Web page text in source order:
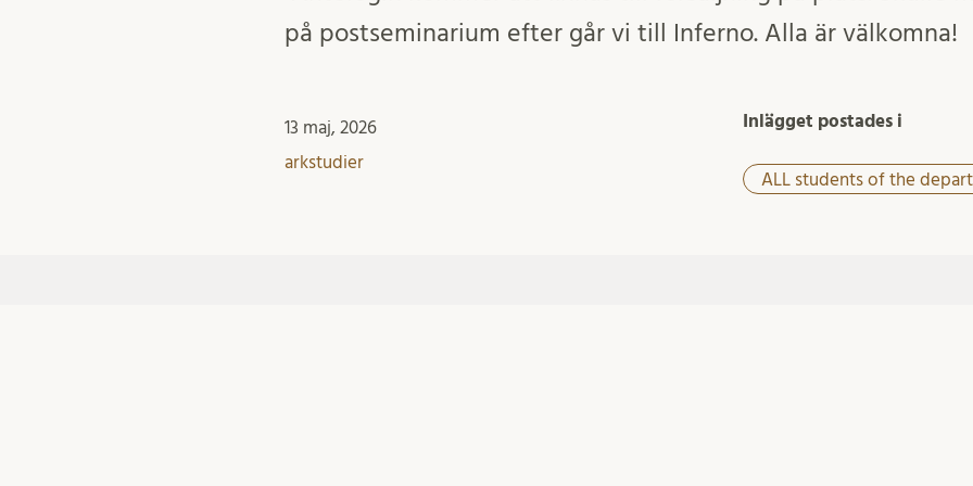
på postseminarium efter går vi till Inferno. Alla är välkomna!
13 maj, 2026
arkstudier
Inlägget postades i
ALL students of the